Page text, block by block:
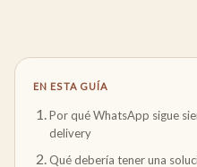
EN ESTA GUÍA
Por qué WhatsApp sigue
delivery
Qué debería tener una